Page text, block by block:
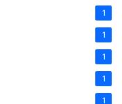
1
1
1
1
1